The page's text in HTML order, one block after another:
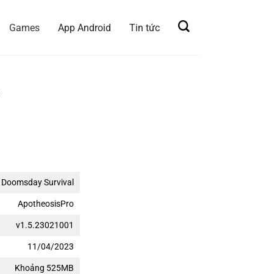
Games App Android Tin tức
Doomsday Survival
ApotheosisPro
v1.5.23021001
11/04/2023
Khoảng 525MB